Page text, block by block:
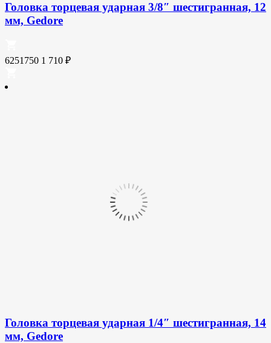
Головка торцевая ударная 3/8″ шестигранная, 12
мм, Gedore
6251750 1 710 ₽
Головка торцевая ударная 1/4″ шестигранная, 14
мм, Gedore